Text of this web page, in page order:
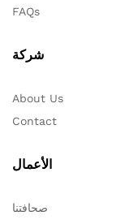
FAQs
شركة
About Us
Contact
الأعمال
صحافتنا